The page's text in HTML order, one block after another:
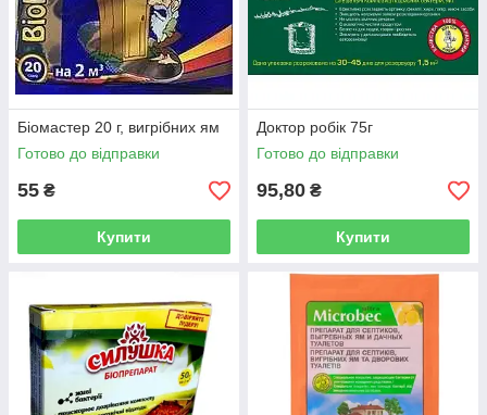
Біомастер 20 г, вигрібних ям
Готово до відправки
55 ₴
Купити
Доктор робік 75г
Готово до відправки
95,80 ₴
Купити